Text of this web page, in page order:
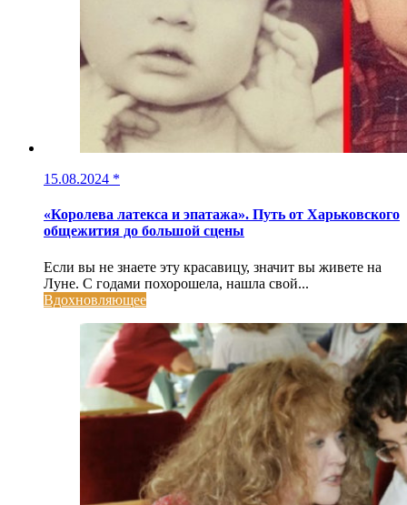
15.08.2024 *
«Королева латекса и эпатажа». Путь от Харьковского
общежития до большой сцены
Если вы не знаете эту красавицу, значит вы живете на
Луне. С годами похорошела, нашла свой...
Вдохновляющее